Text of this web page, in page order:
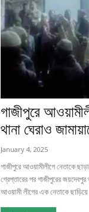
গাজীপুরে
থানা ঘেরাও
January 4, 2025
গাজীপুরে আওয়ামীলীগে নেতাকে
গ্রেপ্তারের পর গাজীপুরের
আওয়ামী লীগের এক নেতাকে ছাড়িয়ে